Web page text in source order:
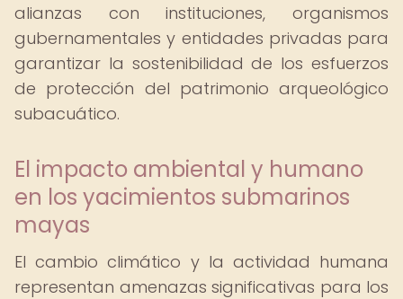
alianzas con instituciones, organismos
gubernamentales y entidades privadas para
garantizar la sostenibilidad de los esfuerzos
de protección del patrimonio arqueológico
subacuático.
El impacto ambiental y humano
en los yacimientos submarinos
mayas
El cambio climático y la actividad humana
representan amenazas significativas para los